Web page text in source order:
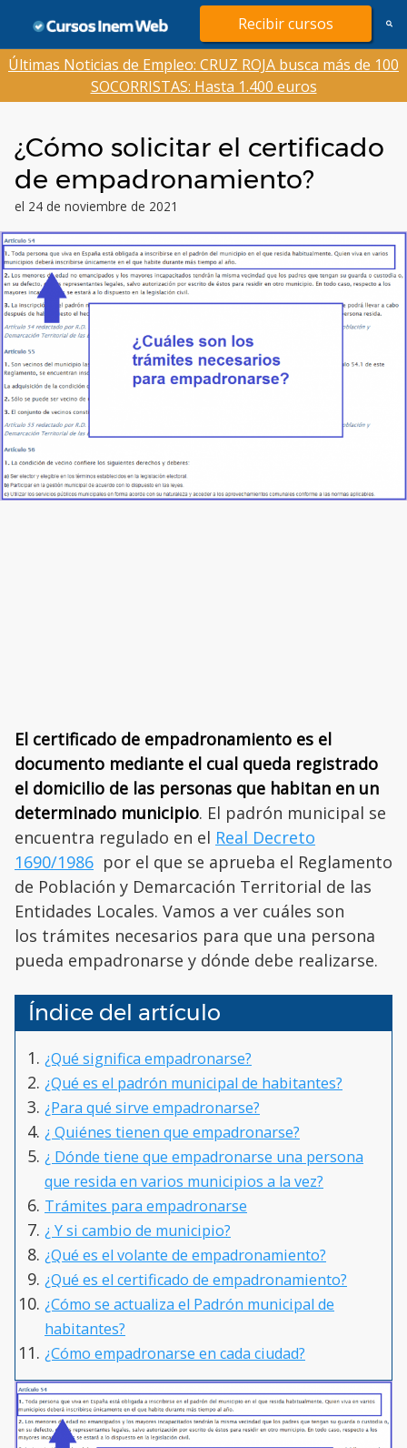
contenido
Recibir cursos
Últimas Noticias de Empleo: CRUZ ROJA busca más de 100
SOCORRISTAS: Hasta 1.400 euros
¿Cómo solicitar el certificado
de empadronamiento?
el 24 de noviembre de 2021
El certificado de empadronamiento es el
documento mediante el cual queda registrado
el domicilio de las personas que habitan en un
determinado municipio. El padrón municipal se
encuentra regulado en el Real Decreto
1690/1986 por el que se aprueba el Reglamento
de Población y Demarcación Territorial de las
Entidades Locales. Vamos a ver cuáles son
los trámites necesarios para que una persona
pueda empadronarse y dónde debe realizarse.
Índice del artículo
¿Qué significa empadronarse?
¿Qué es el padrón municipal de habitantes?
¿Para qué sirve empadronarse?
¿ Quiénes tienen que empadronarse?
¿ Dónde tiene que empadronarse una persona
que resida en varios municipios a la vez?
Trámites para empadronarse
¿ Y si cambio de municipio?
¿Qué es el volante de empadronamiento?
¿Qué es el certificado de empadronamiento?
¿Cómo se actualiza el Padrón municipal de
habitantes?
¿Cómo empadronarse en cada ciudad?